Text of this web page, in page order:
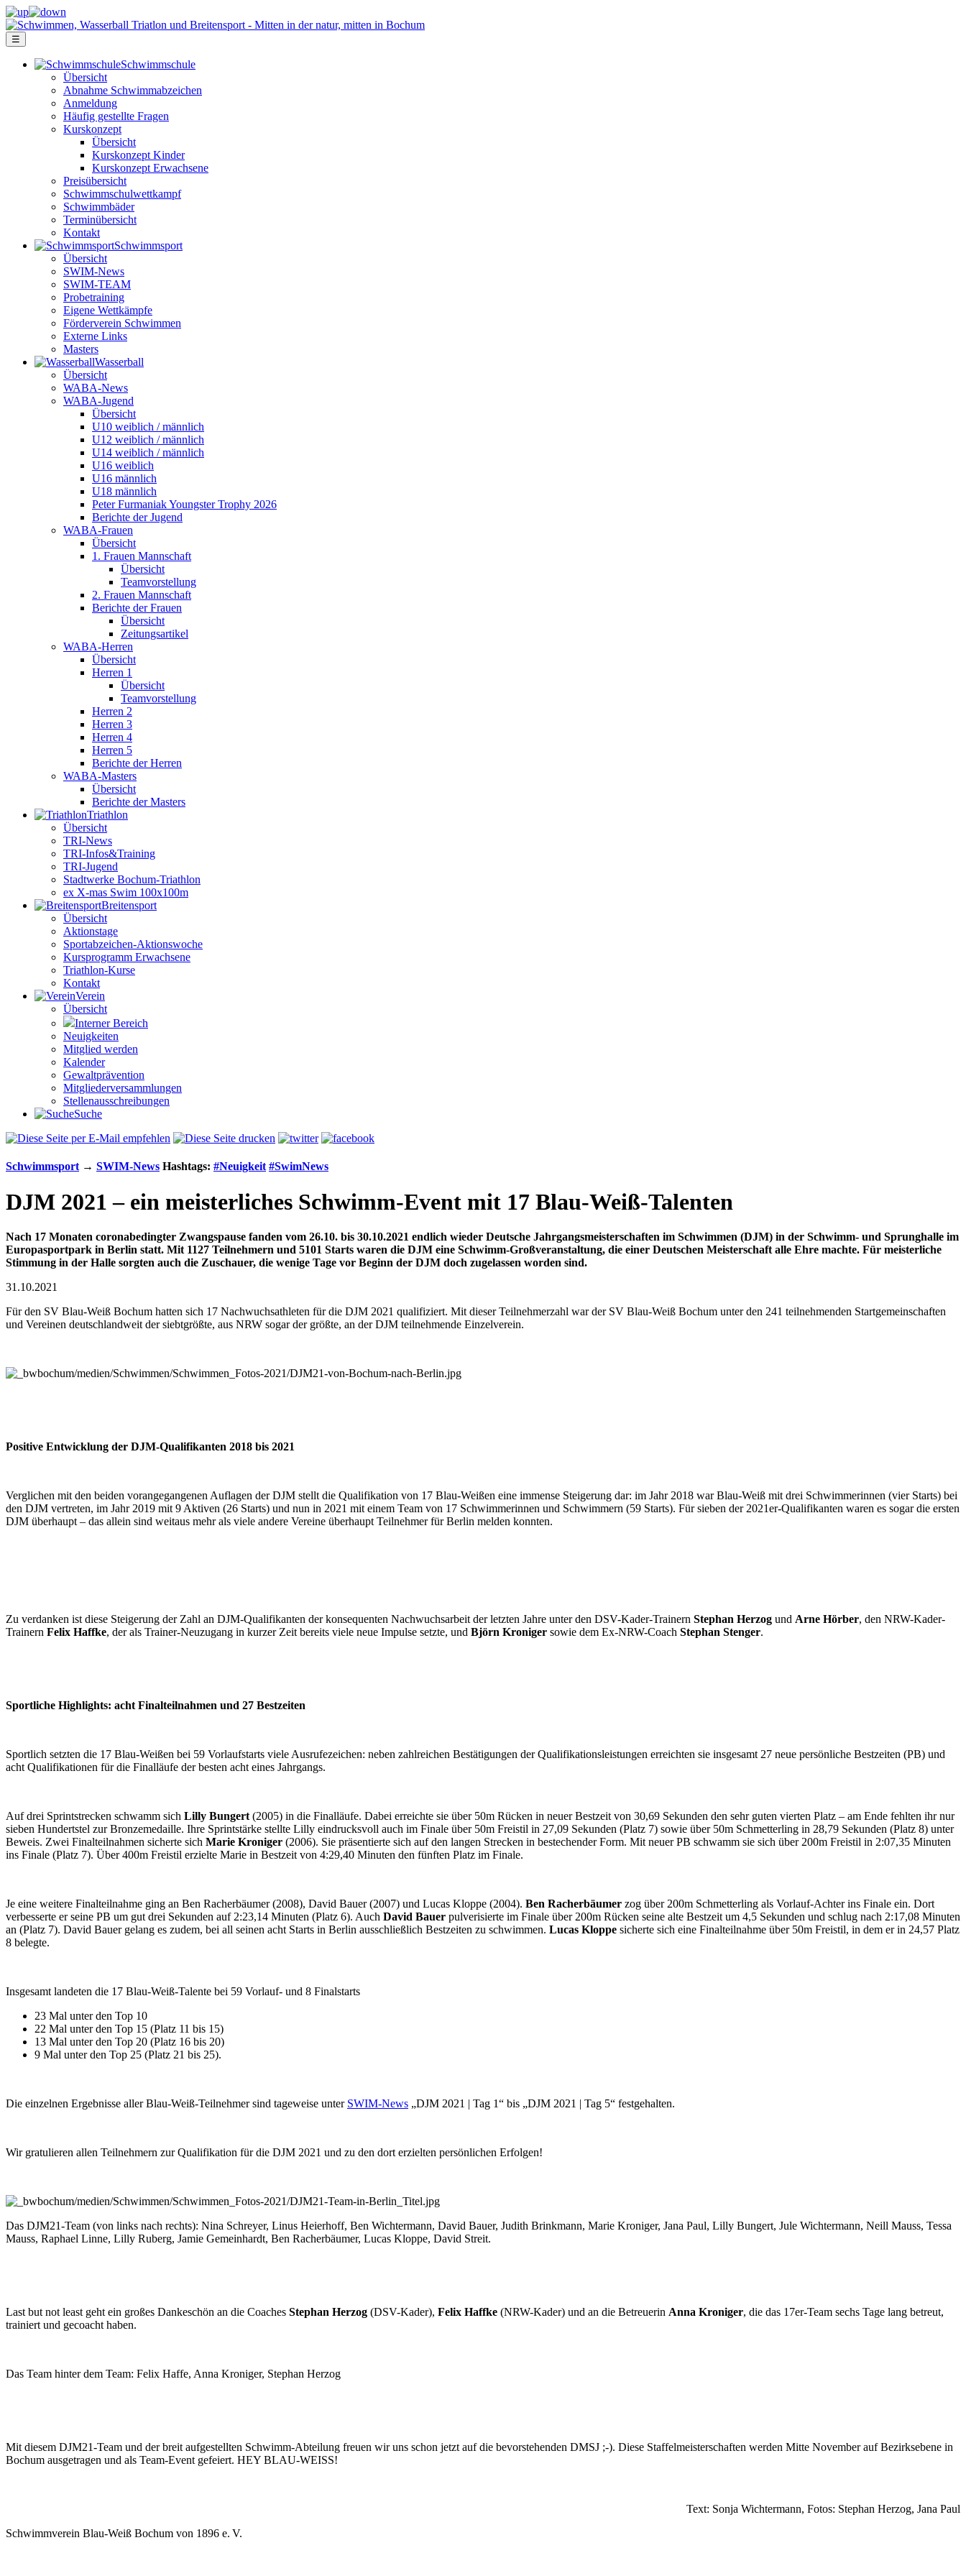
☰
Schwimm­schule
Übersicht
Ab­nah­me Schwimm­ab­zei­chen
Anmeldung
Häufig gestellte Fragen
Kurs­konzept
Übersicht
Kurskonzept Kinder
Kurskonzept Erwachsene
Preis­über­sicht
Schwimm­schul­wett­kampf
Schwimm­bäder
Terminübersicht
Kontakt
Schwimm­sport
Übersicht
SWIM-News
SWIM-TEAM
Probe­training
Eigene Wettkämpfe
Förderverein Schwimmen
Externe Links
Masters
Wasser­ball
Übersicht
WABA-News
WABA-Jugend
Übersicht
U10 weiblich / männlich
U12 weiblich / männlich
U14 weiblich / männlich
U16 weiblich
U16 männlich
U18 männlich
Peter Furmaniak Youngster Trophy 2026
Berichte der Jugend
WABA-Frauen
Übersicht
1. Frauen Mannschaft
Übersicht
Teamvorstellung
2. Frauen Mannschaft
Berichte der Frauen
Übersicht
Zeitungsartikel
WABA-Herren
Übersicht
Herren 1
Übersicht
Teamvorstellung
Herren 2
Herren 3
Herren 4
Herren 5
Berichte der Herren
WABA-Masters
Übersicht
Berichte der Masters
Triathlon
Übersicht
TRI-News
TRI-Infos&Training
TRI-Jugend
Stadtwerke Bochum-Triathlon
ex X-mas Swim 100x100m
Breiten­sport
Übersicht
Aktionstage
Sportabzeichen-Aktionswoche
Kursprogramm Erwachsene
Triathlon-Kurse
Kontakt
Verein
Übersicht
Interner Bereich
Neuigkeiten
Mitglied werden
Kalender
Gewaltprävention
Mitglieder­versammlungen
Stellen­aus­schrei­bungen
Suche
Schwimm­sport → SWIM-News Hashtags: #Neuigkeit #SwimNews
DJM 2021 – ein meisterliches Schwimm-Event mit 17 Blau-Weiß-Talenten
Nach 17 Monaten corona­bedingter Zwangs­pause fanden vom 26.10. bis 30.10.2021 endlich wieder Deutsche Jahrgangs­meister­schaften im Schwimmen (DJM) in der Schwimm- und Sprunghalle im
Europa­sport­park in Berlin statt. Mit 1127 Teilnehmern und 5101 Starts waren die DJM eine Schwimm-Groß­veranstaltung, die einer Deutschen Meister­schaft alle Ehre machte. Für meister­liche
Stimmung in der Halle sorgten auch die Zuschauer, die wenige Tage vor Beginn der DJM doch zugelassen worden sind.
31.10.2021
Für den SV Blau-Weiß Bochum hatten sich 17 Nachwuchs­athleten für die DJM 2021 qualifiziert. Mit dieser Teilnehmer­zahl war der SV Blau-Weiß Bochum unter den 241 teil­nehmenden Start­gemein­schaften
und Vereinen deutschland­weit der siebt­größte, aus NRW sogar der größte, an der DJM teil­nehmende Einzelverein.
Positive Entwicklung der DJM-Qualifikanten 2018 bis 2021
Verglichen mit den beiden voran­gegangenen Auf­lagen der DJM stellt die Qualifikation von 17 Blau-Weißen eine immense Steigerung dar: im Jahr 2018 war Blau-Weiß mit drei Schwimmerinnen (vier Starts) bei
den DJM vertreten, im Jahr 2019 mit 9 Aktiven (26 Starts) und nun in 2021 mit einem Team von 17 Schwimmerinnen und Schwimmern (59 Starts). Für sieben der 2021er-Qualifikanten waren es sogar die ersten
DJM überhaupt – das allein sind weitaus mehr als viele andere Vereine überhaupt Teil­nehmer für Berlin melden konnten.
Zu verdanken ist diese Steigerung der Zahl an DJM-Qualifi­kanten der konsequenten Nachwuchs­arbeit der letzten Jahre unter den DSV-Kader-Trainern Stephan Herzog und Arne Hörber, den NRW-Kader-
Trainern Felix Haffke, der als Trainer-Neuzugang in kurzer Zeit bereits viele neue Impulse setzte, und Björn Kroniger sowie dem Ex-NRW-Coach Stephan Stenger.
Sportliche Highlights: acht Final­teilnahmen und 27 Bestzeiten
Sportlich setzten die 17 Blau-Weißen bei 59 Vorlauf­starts viele Ausrufe­zeichen: neben zahl­reichen Bestätigungen der Qualifikations­leistungen erreichten sie insgesamt 27 neue persönliche Best­zeiten (PB) und
acht Qualifi­kationen für die Final­läufe der besten acht eines Jahr­gangs.
Auf drei Sprint­strecken schwamm sich Lilly Bungert (2005) in die Final­läufe. Dabei erreichte sie über 50m Rücken in neuer Bestzeit von 30,69 Sekunden den sehr guten vierten Platz – am Ende fehlten ihr nur
sieben Hundertstel zur Bronze­medaille. Ihre Sprintstärke stellte Lilly eindrucks­voll auch im Finale über 50m Freistil in 27,09 Sekunden (Platz 7) sowie über 50m Schmetterling in 28,79 Sekunden (Platz 8) unter
Beweis. Zwei Final­teilnahmen sicherte sich Marie Kroniger (2006). Sie präsentierte sich auf den langen Strecken in bestechender Form. Mit neuer PB schwamm sie sich über 200m Freistil in 2:07,35 Minuten
ins Finale (Platz 7). Über 400m Freistil erzielte Marie in Bestzeit von 4:29,40 Minuten den fünften Platz im Finale.
Je eine weitere Finalteilnahme ging an Ben Racherbäumer (2008), David Bauer (2007) und Lucas Kloppe (2004). Ben Racherbäumer zog über 200m Schmetterling als Vorlauf-Achter ins Finale ein. Dort
verbesserte er seine PB um gut drei Sekunden auf 2:23,14 Minuten (Platz 6). Auch David Bauer pulverisierte im Finale über 200m Rücken seine alte Bestzeit um 4,5 Sekunden und schlug nach 2:17,08 Minuten
an (Platz 7). David Bauer gelang es zudem, bei all seinen acht Starts in Berlin aus­schließlich Best­zeiten zu schwimmen. Lucas Kloppe sicherte sich eine Final­teilnahme über 50m Freistil, in dem er in 24,57 Platz
8 belegte.
Insgesamt landeten die 17 Blau-Weiß-Talente bei 59 Vorlauf- und 8 Final­starts
23 Mal unter den Top 10
22 Mal unter den Top 15 (Platz 11 bis 15)
13 Mal unter den Top 20 (Platz 16 bis 20)
9 Mal unter den Top 25 (Platz 21 bis 25).
Die einzelnen Ergebnisse aller Blau-Weiß-Teilnehmer sind tageweise unter SWIM-News „DJM 2021 | Tag 1“ bis „DJM 2021 | Tag 5“ festgehalten.
Wir gratulieren allen Teil­nehmern zur Quali­fikation für die DJM 2021 und zu den dort erzielten persön­lichen Erfolgen!
Das DJM21-Team (von links nach rechts): Nina Schreyer, Linus Heierhoff, Ben Wichtermann, David Bauer, Judith Brinkmann, Marie Kroniger, Jana Paul, Lilly Bungert, Jule Wichtermann, Neill Mauss, Tessa
Mauss, Raphael Linne, Lilly Ruberg, Jamie Gemeinhardt, Ben Racherbäumer, Lucas Kloppe, David Streit.
Last but not least geht ein großes Dankeschön an die Coaches Stephan Herzog (DSV-Kader), Felix Haffke (NRW-Kader) und an die Betreuerin Anna Kroniger, die das 17er-Team sechs Tage lang betreut,
trainiert und gecoacht haben.
Das Team hinter dem Team: Felix Haffe, Anna Kroniger, Stephan Herzog
Mit diesem DJM21-Team und der breit aufgestellten Schwimm-Abteilung freuen wir uns schon jetzt auf die bevorstehenden DMSJ ;-). Diese Staffel­meisterschaften werden Mitte November auf Bezirksebene in
Bochum ausgetragen und als Team-Event gefeiert. HEY BLAU-WEISS!
Text: Sonja Wichtermann, Fotos: Stephan Herzog, Jana Paul
Schwimmverein Blau-Weiß Bochum von 1896 e. V.